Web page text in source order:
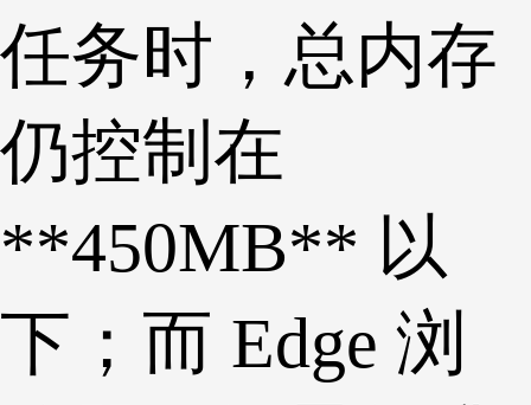
任务时，总内存
仍控制在
**450MB** 以
下；而 Edge 浏